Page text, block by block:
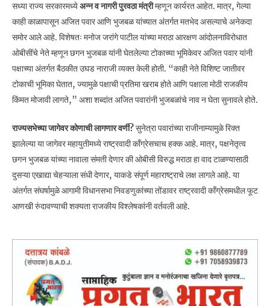
सध्या राज्य सरकारमध्येअन्न व नागरी पुरवठा मंत्रीम्हणून कार्यरत आहेत. मात्र, गेल्या
काही काळापासून अजित पवार आणि भुजबळ यांच्यात अंतर्गत मतभेद असल्याचे अनेकदा
समोर आले आहे. विशेषतः मनोज जरांगे पाटील यांच्या मराठा आरक्षण आंदोलनाविरोधात
ओबीसींचे नेते म्हणून छगन भुजबळ यांनी घेतलेल्या टोकाच्या भूमिकेवर अजित पवार यांनी
पक्षाच्या अंतर्गत बैठकीत उघड नाराजी व्यक्त केली होती. “काही नेते विशिष्ट जातीवर
टोकाची भूमिका घेतात, ज्यामुळे पक्षाची प्रतिमा खराब होते आणि पक्षाला मोठी राजकीय
किंमत मोजावी लागते,” अशा शब्दांत अजित पवारांनी भुजबळांचे नाव न घेता सुनावले होते.
राज्यसभेच्या जागेवर कोणाची लागणार वर्णी?सुनेत्रा पवारांच्या राजीनाम्यामुळे रिक्त
झालेल्या या जागेवर महायुतीमध्ये राष्ट्रवादी काँग्रेसचाच हक्क आहे. मात्र, पक्षनेतृत्व
छगन भुजबळ यांच्या नावाला संमती देणार की ओबीसी विरुद्ध मराठा हा वाद टाळण्यासाठी
दुसऱ्या एखाद्या चेहऱ्याला संधी देणार, याकडे संपूर्ण महाराष्ट्राचे लक्ष लागले आहे. या
अंतर्गत संघर्षामुळे आगामी विधानसभा निवडणुकांच्या तोंडावर राष्ट्रवादी काँग्रेसमधील फूट
आणखी रुंदावण्याची शक्यता राजकीय विश्लेषकांनी वर्तवली आहे.